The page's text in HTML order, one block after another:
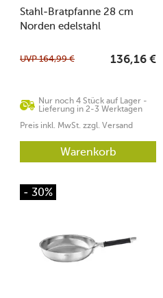
Stahl-Bratpfanne 28 cm
Norden edelstahl
Nur noch 4 Stück auf Lager -
Lieferung in 2-3 Werktagen
UVP164,99 € 136,16 €
Preis inkl. MwSt. zzgl. Versand
Warenkorb
- 30%